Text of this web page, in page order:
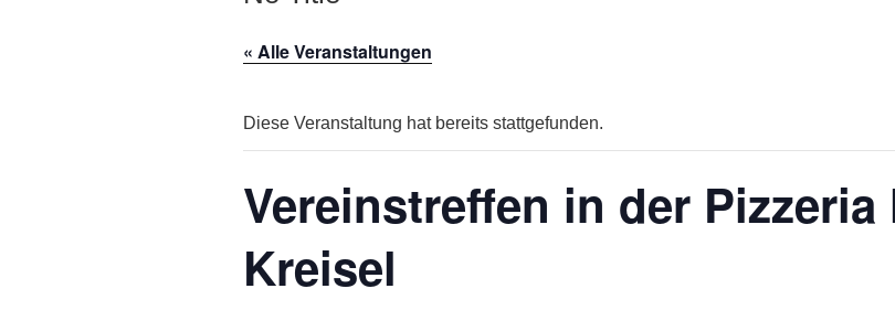
« Alle Veranstaltungen
Diese Veranstaltung hat bereits stattgefunden.
Vereinstreffen in der Pizzeria
Kreisel